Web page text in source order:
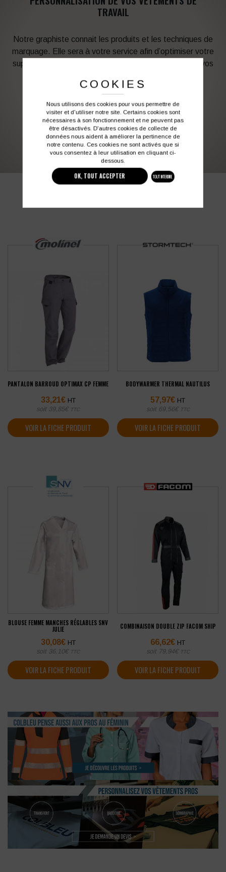
TRAVAIL
Notre graphiste connait les produits et les techniques de
marquage. Elle sera à votre service afin d’optimiser votre
support en fonction des contraintes techniques et de vos
Vous souhaitez avoir plus d’informations ?
03 27 28 87 86 contact@colbleu.fr
PANTALON BARROUD OPTIMAX CP FEMME
33,21€ HT
soit 39,85€ TTC
VOIR LA FICHE PRODUIT
BODYWARMER THERMAL NAUTILUS
57,97€ HT
soit 69,56€ TTC
VOIR LA FICHE PRODUIT
BLOUSE FEMME MANCHES RÉGLABLES SNV
JULIE
30,08€ HT
soit 36,10€ TTC
VOIR LA FICHE PRODUIT
COMBINAISON DOUBLE ZIP FACOM SHIP
66,62€ HT
soit 79,94€ TTC
VOIR LA FICHE PRODUIT
COOKIES
Nous utilisons des cookies pour vous permettre de
visiter et d'utiliser notre site. Certains cookies sont
nécessaires à son fonctionnement et ne peuvent pas
être désactivés. D'autres cookies de collecte de
données nous aident à améliorer la pertinence de
notre contenu. Ces cookies ne sont activés que si
vous consentez à leur utilisation en cliquant ci-
dessous.
OK, TOUT ACCEPTER TOUT INTERDIRE